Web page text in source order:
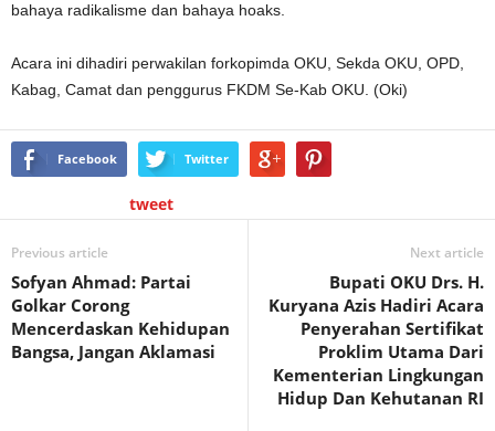
bahaya radikalisme dan bahaya hoaks.
Acara ini dihadiri perwakilan forkopimda OKU, Sekda OKU, OPD,
Kabag, Camat dan penggurus FKDM Se-Kab OKU. (Oki)
Facebook Twitter
tweet
Previous article
Sofyan Ahmad: Partai
Golkar Corong
Mencerdaskan Kehidupan
Bangsa, Jangan Aklamasi
Next article
Bupati OKU Drs. H.
Kuryana Azis Hadiri Acara
Penyerahan Sertifikat
Proklim Utama Dari
Kementerian Lingkungan
Hidup Dan Kehutanan RI